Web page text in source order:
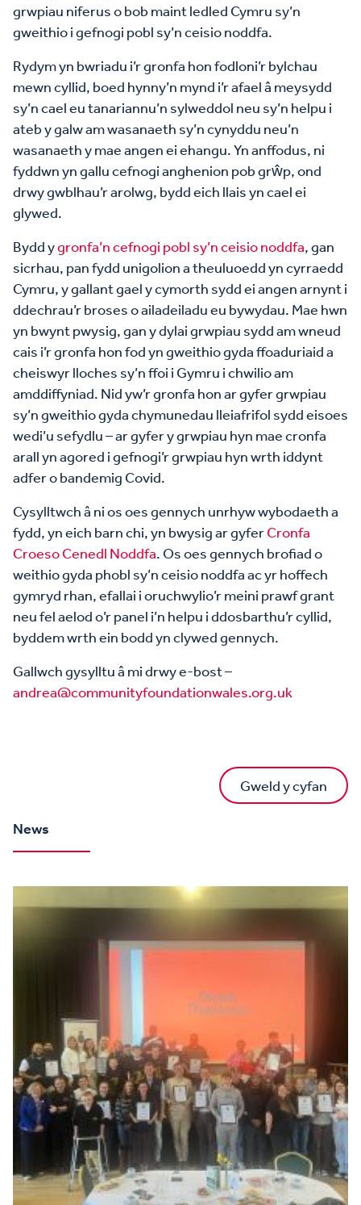
grwpiau niferus o bob maint ledled Cymru sy’n
gweithio i gefnogi pobl sy’n ceisio noddfa.
Rydym yn bwriadu i’r gronfa hon fodloni’r bylchau
mewn cyllid, boed hynny’n mynd i’r afael â meysydd
sy’n cael eu tanariannu’n sylweddol neu sy’n helpu i
ateb y galw am wasanaeth sy’n cynyddu neu’n
wasanaeth y mae angen ei ehangu. Yn anffodus, ni
fyddwn yn gallu cefnogi anghenion pob grŵp, ond
drwy gwblhau’r arolwg, bydd eich llais yn cael ei
glywed.
Bydd ygronfa’n cefnogi pobl sy’n ceisio noddfa, gan
sicrhau, pan fydd unigolion a theuluoedd yn cyrraedd
Cymru, y gallant gael y cymorth sydd ei angen arnynt i
ddechrau’r broses o ailadeiladu eu bywydau. Mae hwn
yn bwynt pwysig, gan y dylai grwpiau sydd am wneud
cais i’r gronfa hon fod yn gweithio gyda ffoaduriaid a
cheiswyr lloches sy’n ffoi i Gymru i chwilio am
amddiffyniad. Nid yw’r gronfa hon ar gyfer grwpiau
sy’n gweithio gyda chymunedau lleiafrifol sydd eisoes
wedi’u sefydlu – ar gyfer y grwpiau hyn mae cronfa
arall yn agored i gefnogi’r grwpiau hyn wrth iddynt
adfer o bandemig Covid.
Cysylltwch â ni os oes gennych unrhyw wybodaeth a
fydd, yn eich barn chi, yn bwysig ar gyferCronfa
Croeso Cenedl Noddfa. Os oes gennych brofiad o
weithio gyda phobl sy’n ceisio noddfa ac yr hoffech
gymryd rhan, efallai i oruchwylio’r meini prawf grant
neu fel aelod o’r panel i’n helpu i ddosbarthu’r cyllid,
byddem wrth ein bodd yn clywed gennych.
Gallwch gysylltu â mi drwy e-bost –
andrea@communityfoundationwales.org.uk
News
Gweld y cyfan